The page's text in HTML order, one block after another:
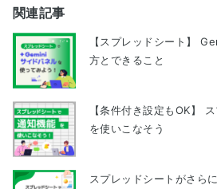
関連記事
【スプレッドシート】
方とできること
【条件付き設定もOK】
を使いこなそう
スプレッドシートがさら